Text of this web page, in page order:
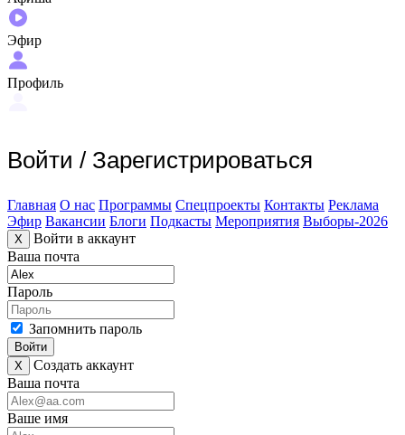
Эфир
Профиль
Войти / Зарегистрироваться
Главная О нас Программы Спецпроекты Контакты Реклама
Эфир Вакансии Блоги Подкасты Мероприятия Выборы-2026
X
Войти в аккаунт
Ваша почта
Пароль
Запомнить пароль
Войти
X
Создать аккаунт
Ваша почта
Ваше имя